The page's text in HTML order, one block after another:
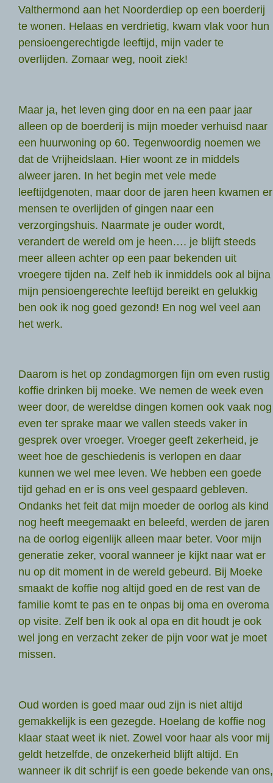
Valthermond aan het Noorderdiep op een boerderij
te wonen. Helaas en verdrietig, kwam vlak voor hun
pensioengerechtigde leeftijd, mijn vader te
overlijden. Zomaar weg, nooit ziek!
Maar ja, het leven ging door en na een paar jaar
alleen op de boerderij is mijn moeder verhuisd naar
een huurwoning op 60. Tegenwoordig noemen we
dat de Vrijheidslaan. Hier woont ze in middels
alweer jaren. In het begin met vele mede
leeftijdgenoten, maar door de jaren heen kwamen er
mensen te overlijden of gingen naar een
verzorgingshuis. Naarmate je ouder wordt,
verandert de wereld om je heen…. je blijft steeds
meer alleen achter op een paar bekenden uit
vroegere tijden na. Zelf heb ik inmiddels ook al bijna
mijn pensioengerechte leeftijd bereikt en gelukkig
ben ook ik nog goed gezond! En nog wel veel aan
het werk.
Daarom is het op zondagmorgen fijn om even rustig
koffie drinken bij moeke. We nemen de week even
weer door, de wereldse dingen komen ook vaak nog
even ter sprake maar we vallen steeds vaker in
gesprek over vroeger. Vroeger geeft zekerheid, je
weet hoe de geschiedenis is verlopen en daar
kunnen we wel mee leven. We hebben een goede
tijd gehad en er is ons veel gespaard gebleven.
Ondanks het feit dat mijn moeder de oorlog als kind
nog heeft meegemaakt en beleefd, werden de jaren
na de oorlog eigenlijk alleen maar beter. Voor mijn
generatie zeker, vooral wanneer je kijkt naar wat er
nu op dit moment in de wereld gebeurd. Bij Moeke
smaakt de koffie nog altijd goed en de rest van de
familie komt te pas en te onpas bij oma en overoma
op visite. Zelf ben ik ook al opa en dit houdt je ook
wel jong en verzacht zeker de pijn voor wat je moet
missen.
Oud worden is goed maar oud zijn is niet altijd
gemakkelijk is een gezegde. Hoelang de koffie nog
klaar staat weet ik niet. Zowel voor haar als voor mij
geldt hetzelfde, de onzekerheid blijft altijd. En
wanneer ik dit schrijf is een goede bekende van ons,